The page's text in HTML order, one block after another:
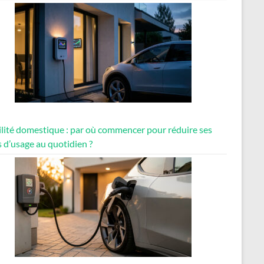
domestique : par où commencer pour réduire ses
d’usage au quotidien ?